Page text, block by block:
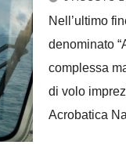
Nell’ultimo
denominato
complessa
di volo
Acrobatica